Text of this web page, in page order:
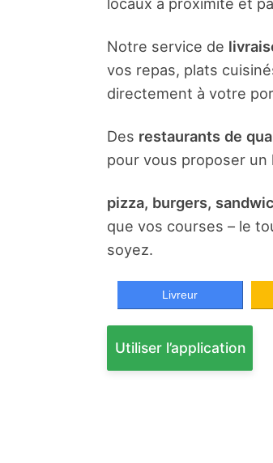
Notre service de
vos repas, plats
directement à votre
Des restaurants de
pour vous proposer un
pizza, burgers,
que vos courses – le
soyez.
Livreur
Utiliser l’application